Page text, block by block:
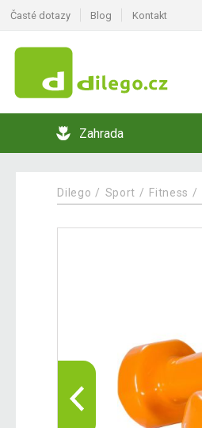
Časté dotazy Blog Kontakt
Zahrada
Dilego Sport Fitness